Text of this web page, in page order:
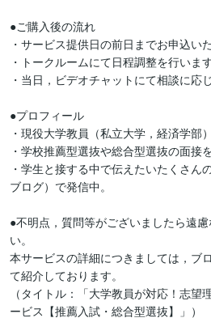
●ご購入後の流れ
・サービス提供日の前日までお申込い
・トークルームにて日程調整を行います
・当日，ビデオチャットにて相談に応
●プロフィール
・現役大学教員（私立大学，経済学部）
・学校推薦型選抜や総合型選抜の面接
・学生と接する中で伝えたいたくさん
ブログ）で発信中。
●不明点，質問等がございましたら遠
い。
本サービスの詳細につきましては，ブ
て紹介しております。
（タイトル：「大学教員が対応！志
ービス【推薦入試・総合型選抜】」）